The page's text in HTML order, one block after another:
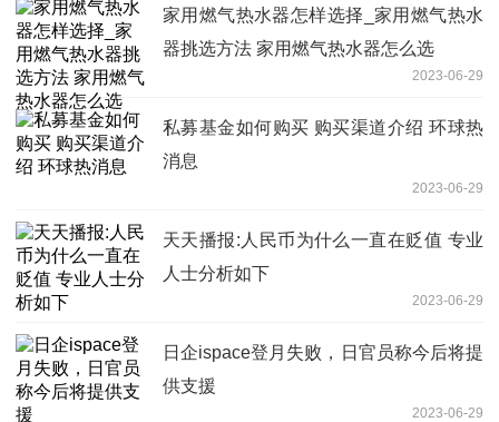
家用燃气热水器怎样选择_家用燃气热水
器挑选方法 家用燃气热水器怎么选
2023-06-29
私募基金如何购买 购买渠道介绍 环球热
消息
2023-06-29
天天播报:人民币为什么一直在贬值 专业
人士分析如下
2023-06-29
日企ispace登月失败，日官员称今后将提
供支援
2023-06-29